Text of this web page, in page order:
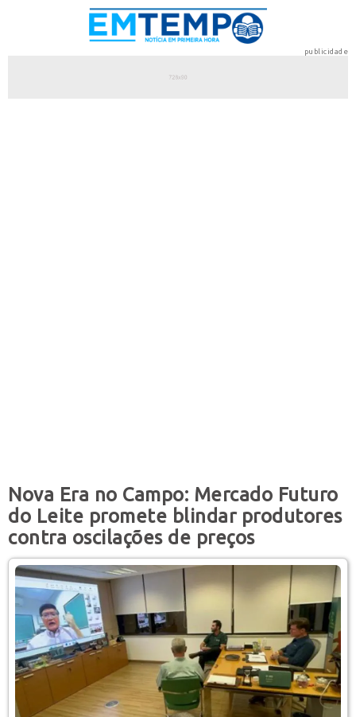
publicidade
Nova Era no Campo: Mercado Futuro
do Leite promete blindar produtores
contra oscilações de preços